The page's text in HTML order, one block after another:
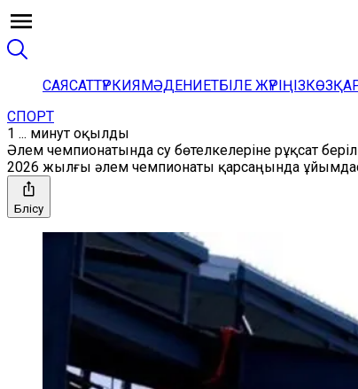
САЯСАТТҮРКИЯМӘДЕНИЕТБІЛЕ ЖҮРІҢІЗ
СПОРТ
1 ... минут оқылды
Әлем чемпионатында су бөтелкелеріне рұқсат
2026 жылғы әлем чемпионаты қарсаңында
Бөлісу